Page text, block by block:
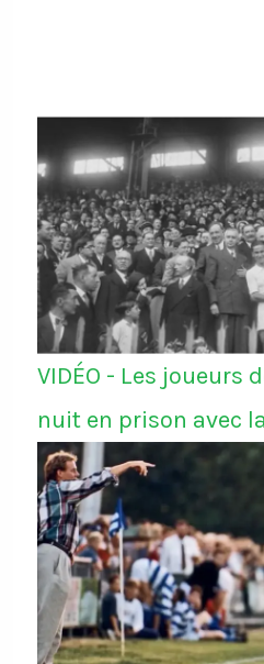
VIDÉO - Les joueurs
nuit en prison avec